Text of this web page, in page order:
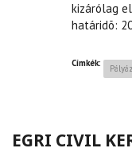
kizárólag
határidõ:
Címkék:
EGRI CIVIL